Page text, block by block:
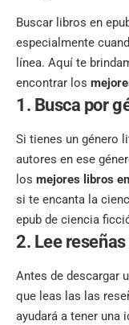
Buscar libros en
especialmente
línea. Aquí te
encontrar los
1. Busca por
Si tienes un género
autores en ese
los mejores libros
si te encanta la
epub de ciencia
2. Lee
Antes de descargar
que leas las las
ayudará a tener una